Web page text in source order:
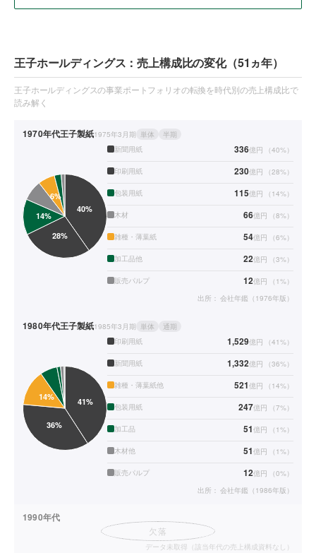
王子ホールディングス：売上構成比の変化（51ヵ年）
王子ホールディングスの事業ポートフォリオの転換を時代別の売上構成比で
読み解く
1970年代王子製紙1975年3月期 単体
半期
新聞用紙
336億円 （40%）
印刷用紙 230億円 （28%）
包装用紙 115億円 （ 14%）
木材 66億円 （8%）
雑種・薄葉紙 54億円 （6%）
加工品他 22億円 （3%）
販売パルプ 12億円 （ 1%）
出所： 会社年鑑（1976年版）
1980年代王子製紙1985年3月期 単体
通期
印刷用紙
1,529億円 （41%）
新聞用紙 1,332億円 （36%）
雑種・薄葉紙他 521億円 （ 14%）
包装用紙 247億円 （7%）
加工品 51億円 （ 1%）
木材他 51億円 （ 1%）
販売パルプ 12億円 （0%）
出所： 会社年鑑（1986年版）
1990年代
欠落
データ未取得（該当年代の売上構成資料なし）